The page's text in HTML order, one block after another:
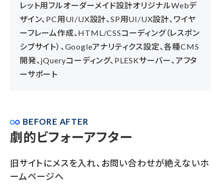
レット用フルオーダーメイド設計オリジナルWebデ
ザイン、PC用UI/UX設計、SP用UI/UX設計、ワイヤ
ーフレーム作成、HTML/CSSコーディング（レスポン
シブサイト）、Googleアナリティクス設定、各種CMS
開発、jQueryコーディング、PLESKサーバー、アフタ
ーサポート
BEFORE AFTER
劇的ビフォーアフター
旧サイトにメスを入れ、お問い合わせが絶えないホ
ームページへ